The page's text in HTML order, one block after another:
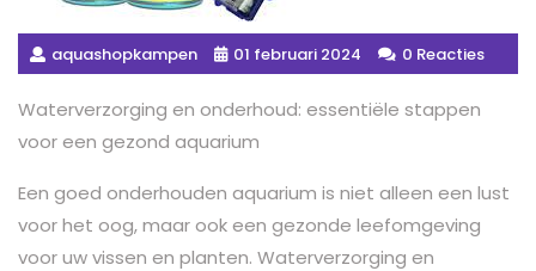
aquashopkampen 01 februari 2024 0 Reacties
Waterverzorging en onderhoud: essentiële stappen
voor een gezond aquarium
Een goed onderhouden aquarium is niet alleen een lust
voor het oog, maar ook een gezonde leefomgeving
voor uw vissen en planten. Waterverzorging en